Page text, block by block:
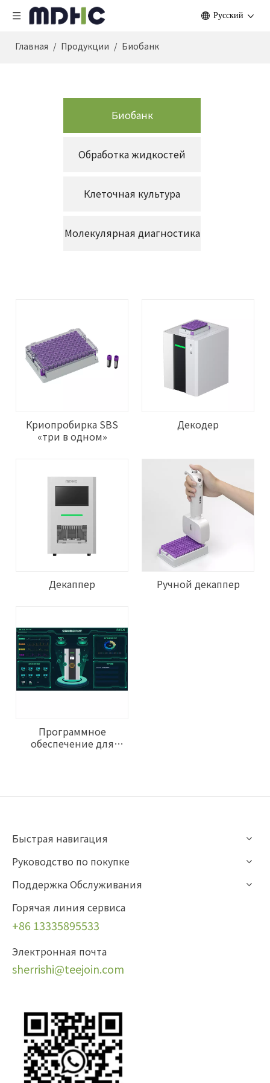
Pусский
Главная / Продукции / Биобанк
Биобанк
Обработка жидкостей
Клеточная культура
Молекулярная диагностика
Криопробирка SBS
«три в одном»
Декодер
Декаппер Ручной декаппер
Программное
обеспечение для
Быстрая навигация
Руководство по покупке
Поддержка Обслуживания
Горячая линия сервиса
+86 13335895533
Электронная почта
sherrishi@teejoin.com